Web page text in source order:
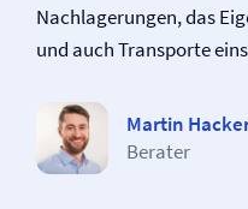
Nachlagerungen, das
und auch Transporte
Martin
Berater